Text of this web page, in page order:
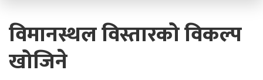
विमानस्थल विस्तारको विकल्प
खोजिने